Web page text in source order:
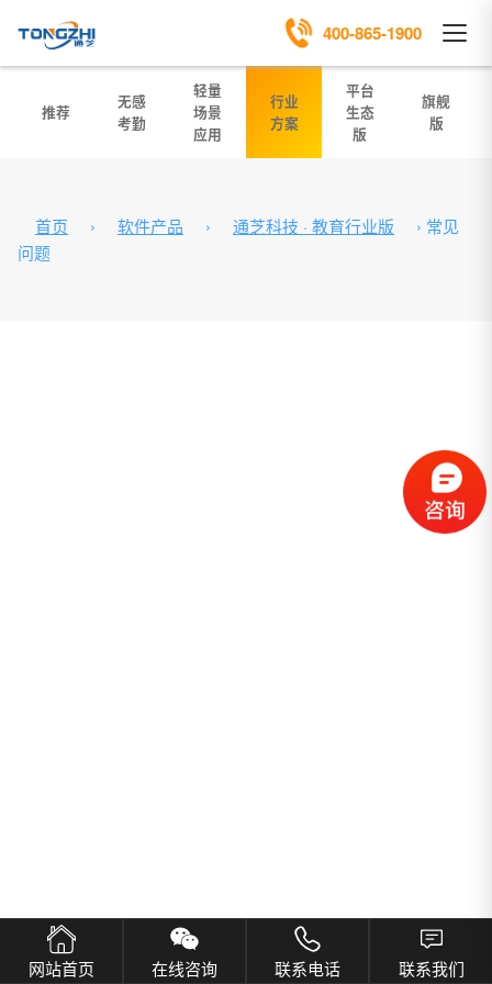
400-865-1900
网站首页 在线咨询 联系电话 联系我们
推荐
无感
考勤
轻量
场景
应用
行业
方案
平台
生态
版
旗舰
版
首页 › 软件产品 › 通芝科技 · 教育行业版 › 常见
问题